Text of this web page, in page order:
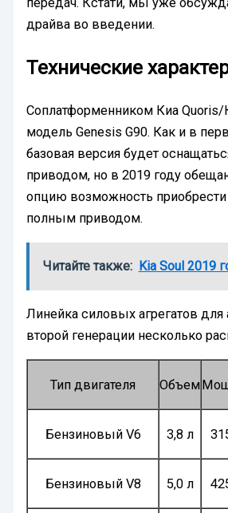
передач. Кстати, мы уже
драйва во введении.
Технические
Соплатформенником Киа Quoris/
модель Genesis G90. Как и в
базовая версия будет
приводом, но в 2019 году
опцию возможность приобрести
полным приводом.
Читайте также: Kia Soul 2019
Линейка силовых агрегатов для
второй генерации несколько
Тип двигателя Объем
Бензиновый V6 3,8 л
Бензиновый V8 5,0 л